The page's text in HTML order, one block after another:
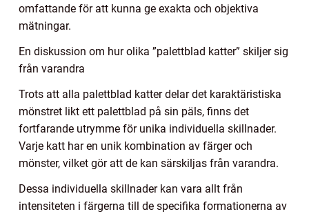
omfattande för att kunna ge exakta och objektiva
mätningar.
En diskussion om hur olika ”palettblad katter” skiljer sig
från varandra
Trots att alla palettblad katter delar det karaktäristiska
mönstret likt ett palettblad på sin päls, finns det
fortfarande utrymme för unika individuella skillnader.
Varje katt har en unik kombination av färger och
mönster, vilket gör att de kan särskiljas från varandra.
Dessa individuella skillnader kan vara allt från
intensiteten i färgerna till de specifika formationerna av